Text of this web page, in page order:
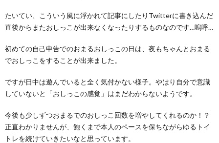
たいてい、こういう風に浮かれて記事にしたりTwitterに書き込んだ
直後からまたおしっこが出来なくなったりするものなのです…嗚呼…
初めての自己申告でのおまるおしっこの日は、夜もちゃんとおまる
でおしっこをすることが出来ました。
ですが日中は遊んでいると全く気付かない様子。やはり自分で意識
していないと「おしっこの感覚」はまだわからないようです。
今後も少しずつおまるでのおしっこ回数を増やしてくれるのか！？
正直わかりませんが、飽くまで本人のペースを保ちながらゆるトイ
トレを続けていきたいなと思っています。